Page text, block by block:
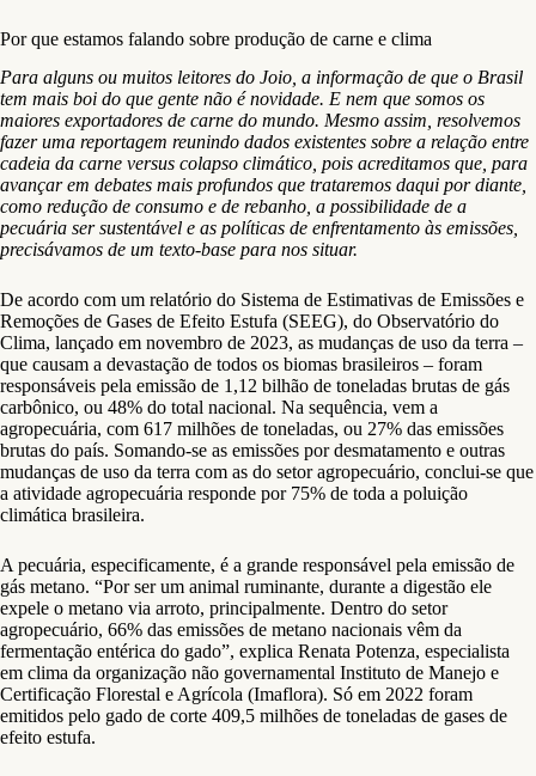
Por que estamos falando sobre produção de carne e clima
Para alguns ou muitos leitores do Joio, a informação de que o Brasil
tem mais boi do que gente não é novidade. E nem que somos os
maiores exportadores de carne do mundo. Mesmo assim, resolvemos
fazer uma reportagem reunindo dados existentes sobre a relação entre
cadeia da carne versus colapso climático, pois acreditamos que, para
avançar em debates mais profundos que trataremos daqui por diante,
como redução de consumo e de rebanho, a possibilidade de a
pecuária ser sustentável e as políticas de enfrentamento às emissões,
precisávamos de um texto-base para nos situar.
De acordo com um relatório do Sistema de Estimativas de Emissões e
Remoções de Gases de Efeito Estufa (SEEG), do Observatório do
Clima, lançado em novembro de 2023, as mudanças de uso da terra –
que causam a devastação de todos os biomas brasileiros – foram
responsáveis pela emissão de 1,12 bilhão de toneladas brutas de gás
carbônico, ou 48% do total nacional. Na sequência, vem a
agropecuária, com 617 milhões de toneladas, ou 27% das emissões
brutas do país. Somando-se as emissões por desmatamento e outras
mudanças de uso da terra com as do setor agropecuário, conclui-se que
a atividade agropecuária responde por 75% de toda a poluição
climática brasileira.
A pecuária, especificamente, é a grande responsável pela emissão de
gás metano. “Por ser um animal ruminante, durante a digestão ele
expele o metano via arroto, principalmente. Dentro do setor
agropecuário, 66% das emissões de metano nacionais vêm da
fermentação entérica do gado”, explica Renata Potenza, especialista
em clima da organização não governamental Instituto de Manejo e
Certificação Florestal e Agrícola (Imaflora). Só em 2022 foram
emitidos pelo gado de corte 409,5 milhões de toneladas de gases de
efeito estufa.